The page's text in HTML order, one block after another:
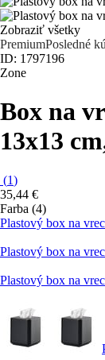
Zobraziť všetky
PremiumPosledné
ID: 1797196
Zone
Box na
13x13
(1)
35,44 €
Farba (4)
Plastový box na
Plastový box na
Plastový box na